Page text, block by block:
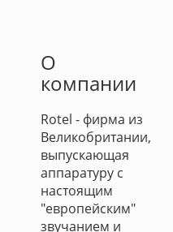
О
компании
Rotel - фирма из
Великобритании,
выпускающая
аппаратуру с
настоящим
"европейским"
звучанием и